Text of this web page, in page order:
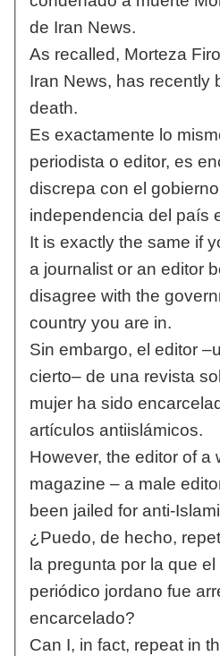
de Iran News.
As recalled, Morteza
Iran News, has recently
death.
Es exactamente lo
periodista o editor, es
discrepa con el
independencia del país
It is exactly the same if
a journalist or an editor
disagree with the
country you are in.
Sin embargo, el editor
cierto– de una revista
mujer ha sido
artículos antiislámicos.
However, the editor of a
magazine – a male
been jailed for anti-
¿Puedo, de hecho,
la pregunta por la que
periódico jordano fue
encarcelado?
Can I, in fact, repeat in